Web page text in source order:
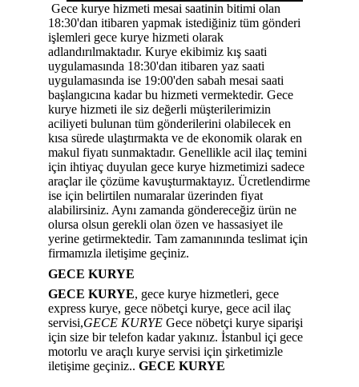
Gece kurye hizmeti mesai saatinin bitimi olan
18:30'dan itibaren yapmak istediğiniz tüm gönderi
işlemleri gece kurye hizmeti olarak
adlandırılmaktadır. Kurye ekibimiz kış saati
uygulamasında 18:30'dan itibaren yaz saati
uygulamasında ise 19:00'den sabah mesai saati
başlangıcına kadar bu hizmeti vermektedir. Gece
kurye hizmeti ile siz değerli müşterilerimizin
aciliyeti bulunan tüm gönderilerini olabilecek en
kısa sürede ulaştırmakta ve de ekonomik olarak en
makul fiyatı sunmaktadır. Genellikle acil ilaç temini
için ihtiyaç duyulan gece kurye hizmetimizi sadece
araçlar ile çözüme kavuşturmaktayız. Ücretlendirme
ise için belirtilen numaralar üzerinden fiyat
alabilirsiniz. Aynı zamanda göndereceğiz ürün ne
olursa olsun gerekli olan özen ve hassasiyet ile
yerine getirmektedir. Tam zamanınında teslimat için
firmamızla iletişime geçiniz.
GECE KURYE
GECE KURYE, gece kurye hizmetleri, gece
express kurye, gece nöbetçi kurye, gece acil ilaç
servisi,GECE KURYE Gece nöbetçi kurye siparişi
için size bir telefon kadar yakınız. İstanbul içi gece
motorlu ve araçlı kurye servisi için şirketimizle
iletişime geçiniz..GECE KURYE